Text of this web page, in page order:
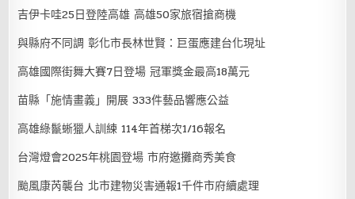
吉伊卡哇25日登陸高雄 高雄50家旅宿搶商機
與縣府不同調 彰化市長林世賢：巨蛋應建台化現址
高雄國際街舞大賽7日登場 冠軍獎金最高18萬元
苗縣「施情畫義」開展 333件藝品響應公益
高雄綠鬣蜥獵人訓練 114年首梯次1/16報名
台灣燈會2025年桃園登場 市府邀攤商秀美食
颱風康芮襲台 北市建物災害通報1千件市府續處理